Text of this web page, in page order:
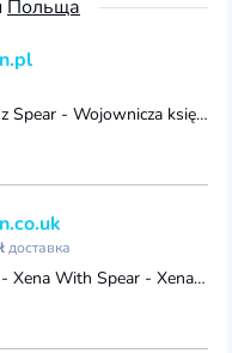
Польща
Funko POP! TV: Xena z Spear - Wojownicza księżniczka - kolekcjonerska figurka winylowa - pomysł na prezent, oficjalny towar - zabawki dla dzieci i dor
доставка
Funko POP! TV: Xena - Xena With Spear - Xena: Warrior Princess - Collectable Vinyl Figure - Gift Idea - Official Merchandise - Toys for Kids & Adults